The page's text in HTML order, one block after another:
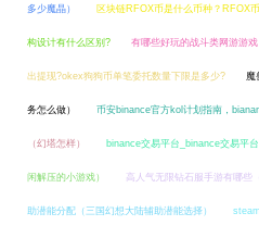
多少魔晶） 区块链RFOX币是什么币种？RFOX
构设计有什么区别? 有哪些好玩的战斗类网游游戏
出提现?okex狗狗币单笔委托数量下限是多少? 魔
务怎么做） 币安binance官方kol计划指南，
（幻塔怎样） binance交易平台_binance交易平
闲解压的小游戏） 高人气无限钻石服手游有哪些
助潜能分配（三国幻想大陆辅助潜能选择）